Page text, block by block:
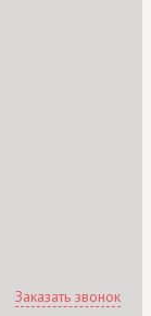
Заказать звонок